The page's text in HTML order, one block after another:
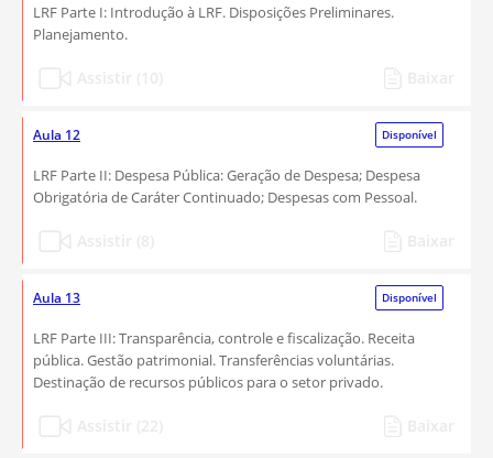
LRF Parte I: Introdução à LRF. Disposições Preliminares.
Planejamento.
Aula 12 Disponível
LRF Parte II: Despesa Pública: Geração de Despesa; Despesa
Obrigatória de Caráter Continuado; Despesas com Pessoal.
Aula 13 Disponível
LRF Parte III: Transparência, controle e fiscalização. Receita
pública. Gestão patrimonial. Transferências voluntárias.
Destinação de recursos públicos para o setor privado.